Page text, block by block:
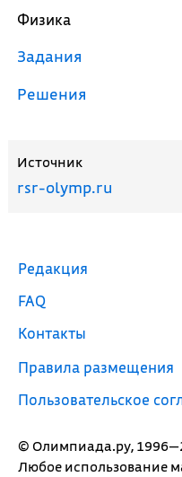
Физика
Задания
Решения
Источник
rsr-olymp.ru
© Олимпиада.ру,
Любое использование
Редакция
FAQ
Контакты
Правила размещения
Пользовательское